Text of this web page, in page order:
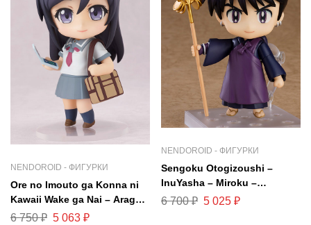
NENDOROID - ФИГУРКИ
Ore no Imouto ga Konna ni
Kawaii Wake ga Nai – Aragaki
Ayase – Nendoroid – 206
6 750₽ 5 063 ₽
NENDOROID - ФИГУРКИ
Sengoku Otogizoushi –
InuYasha – Miroku –
Nendoroid #1735
6 700₽ 5 025 ₽